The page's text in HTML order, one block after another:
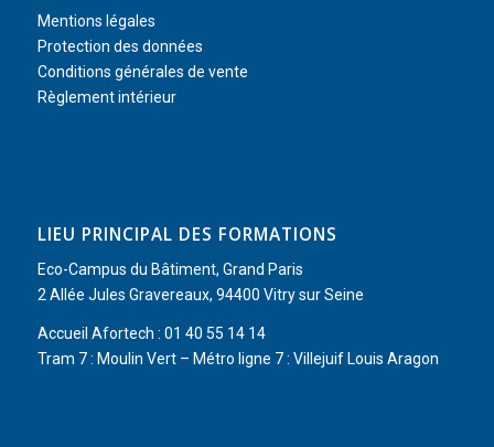
Mentions légales
Protection des données
Conditions générales de vente
Règlement intérieur
LIEU PRINCIPAL DES FORMATIONS
Eco-Campus du Bâtiment, Grand Paris
2 Allée Jules Gravereaux, 94400 Vitry sur Seine
Accueil Afortech : 01 40 55 14 14
Tram 7 : Moulin Vert – Métro ligne 7 : Villejuif Louis Aragon